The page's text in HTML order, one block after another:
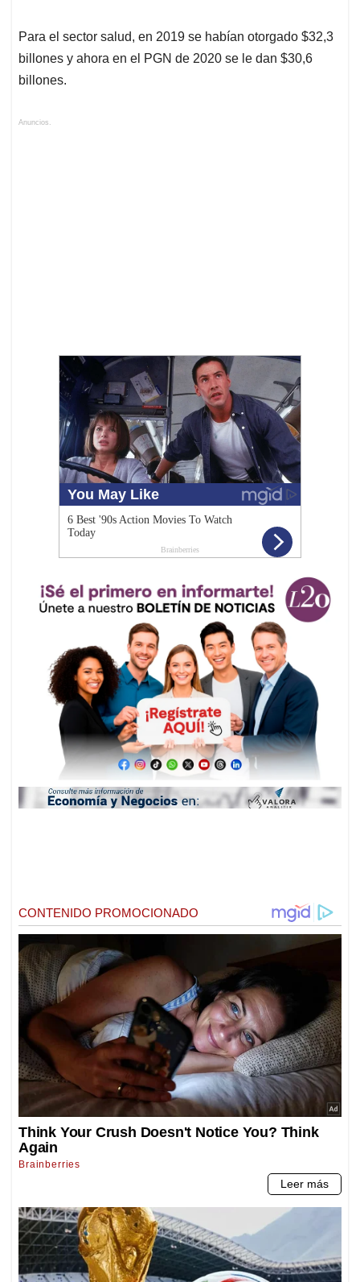
Para el sector salud, en 2019 se habían otorgado $32,3
billones y ahora en el PGN de 2020 se le dan $30,6
billones.
Anuncios.